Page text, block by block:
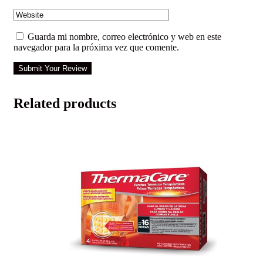
Guarda mi nombre, correo electrónico y web en este
navegador para la próxima vez que comente.
Submit Your Review
Related products